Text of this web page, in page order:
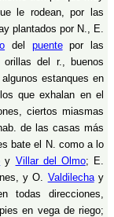
le rodean, por las
plantados por N., E.
del puentepor las
del r., buenos
estanques en
que exhalan en el
ciertos miasmas
de las casas más
bate el N. como a lo
y Villar del Olmo; E.
y O. Valdilechay
todas direcciones,
en vega de riego;